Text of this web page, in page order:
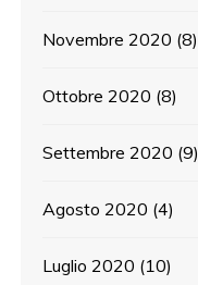
Novembre 2020 (8)
Ottobre 2020 (8)
Settembre 2020 (9)
Agosto 2020 (4)
Luglio 2020 (10)